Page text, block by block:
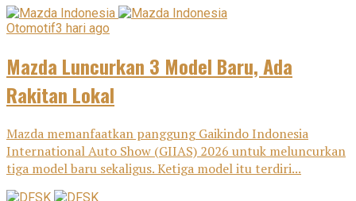
Otomotif3 hari ago
Mazda Luncurkan 3 Model Baru, Ada
Rakitan Lokal
Mazda memanfaatkan panggung Gaikindo Indonesia
International Auto Show (GIIAS) 2026 untuk meluncurkan
tiga model baru sekaligus. Ketiga model itu terdiri...